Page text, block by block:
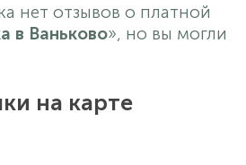
нет отзывов о платной
в Ваньково», но вы могли
на карте